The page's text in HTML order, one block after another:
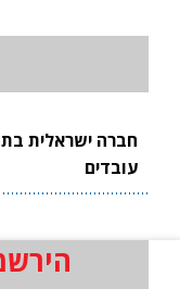
חברה ישראלית
עובדים